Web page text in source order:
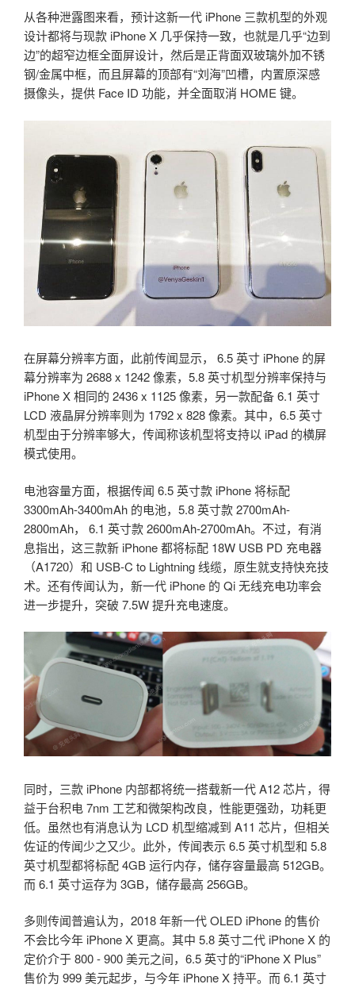
从各种泄露图来看，预计这新一代 iPhone 三款机型的外观
设计都将与现款 iPhone X 几乎保持一致，也就是几乎“边到
边”的超窄边框全面屏设计，然后是正背面双玻璃外加不锈
钢/金属中框，而且屏幕的顶部有“刘海”凹槽，内置原深感
摄像头，提供 Face ID 功能，并全面取消 HOME 键。
在屏幕分辨率方面，此前传闻显示， 6.5 英寸 iPhone 的屏
幕分辨率为 2688 x 1242 像素，5.8 英寸机型分辨率保持与
iPhone X 相同的 2436 x 1125 像素，另一款配备 6.1 英寸
LCD 液晶屏分辨率则为 1792 x 828 像素。其中，6.5 英寸
机型由于分辨率够大，传闻称该机型将支持以 iPad 的横屏
模式使用。
电池容量方面，根据传闻 6.5 英寸款 iPhone 将标配
3300mAh-3400mAh 的电池，5.8 英寸款 2700mAh-
2800mAh， 6.1 英寸款 2600mAh-2700mAh。不过，有消
息指出，这三款新 iPhone 都将标配 18W USB PD 充电器
（A1720）和 USB-C to Lightning 线缆，原生就支持快充技
术。还有传闻认为，新一代 iPhone 的 Qi 无线充电功率会
进一步提升，突破 7.5W 提升充电速度。
同时，三款 iPhone 内部都将统一搭载新一代 A12 芯片，得
益于台积电 7nm 工艺和微架构改良，性能更强劲，功耗更
低。虽然也有消息认为 LCD 机型缩减到 A11 芯片，但相关
佐证的传闻少之又少。此外，传闻表示 6.5 英寸机型和 5.8
英寸机型都将标配 4GB 运行内存，储存容量最高 512GB。
而 6.1 英寸运存为 3GB，储存最高 256GB。
多则传闻普遍认为，2018 年新一代 OLED iPhone 的售价
不会比今年 iPhone X 更高。其中 5.8 英寸二代 iPhone X 的
定价介于 800 - 900 美元之间，6.5 英寸的“iPhone X Plus”
售价为 999 美元起步，与今年 iPhone X 持平。而 6.1 英寸